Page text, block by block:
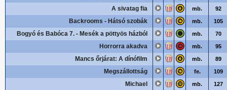
A sivatag fia mb. 92
Backrooms - Hátsó szobák mb. 105
Bogyó és Babóca 7. - Mesék a pöttyös házból mb. 70
Horrorra akadva mb. 95
Mancs őrjárat: A dínófilm mb. 89
Megszállottság fe. 109
Michael mb. 127